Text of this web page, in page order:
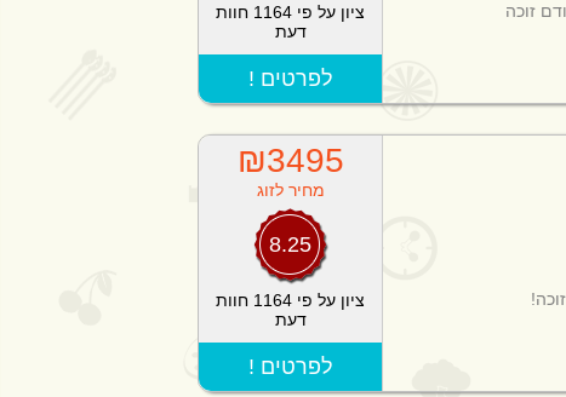
ציון על פי 1164 חוות
דעת
! לפרטים
זוכה
₪3495
מחיר לזוג
8.25
ציון על פי 1164 חוות
דעת
! לפרטים